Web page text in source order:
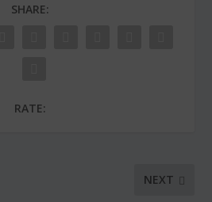
SHARE:
RATE:
NEXT